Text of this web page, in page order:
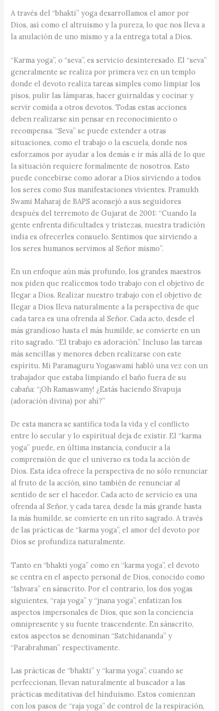
A través del “bhakti” yoga desarrollamos el amor por
Dios, así como el altruismo y la pureza, lo que nos lleva a
la anulación de uno mismo y a la entrega total a Dios.
“Karma yoga”, o “seva”, es servicio desinteresado. El “seva”
generalmente se realiza por primera vez en un templo
donde el devoto realiza tareas simples como limpiar los
pisos, pulir las lámparas, hacer guirnaldas y cocinar y
servir comida a otros devotos. Todas estas acciones
deben realizarse sin pensar en reconocimiento o
recompensa. “Seva” se puede extender a otras
situaciones, como el trabajo o la escuela, donde nos
esforzamos por ayudar a los demás e ir más allá de lo que
la situación requiere formalmente de nosotros. Esto
puede concebirse como adorar a Dios sirviendo a todos
los seres como Sus manifestaciones vivientes. Pramukh
Swami Maharaj de BAPS aconsejó a sus seguidores
después del terremoto de Gujarat de 2001: “Cuando la
gente enfrenta dificultades y tristezas, nuestra tradición
india es ofrecerles consuelo. Sentimos que sirviendo a
los seres humanos servimos al Señor mismo”.
En un enfoque aún más profundo, los grandes maestros
nos piden que realicemos todo trabajo con el objetivo de
llegar a Dios. Realizar nuestro trabajo con el objetivo de
llegar a Dios lleva naturalmente a la perspectiva de que
cada tarea es una ofrenda al Señor. Cada acto, desde el
más grandioso hasta el más humilde, se convierte en un
rito sagrado. “El trabajo es adoración.” Incluso las tareas
más sencillas y menores deben realizarse con este
espíritu. Mi Paramaguru Yogaswami habló una vez con un
trabajador que estaba limpiando el baño fuera de su
cabaña: “¡Oh Ramaswamy! ¿Estás haciendo Sivapuja
(adoración divina) por ahí?”
De esta manera se santifica toda la vida y el conflicto
entre lo secular y lo espiritual deja de existir. El “karma
yoga” puede, en última instancia, conducir a la
comprensión de que el universo es toda la acción de
Dios. Esta idea ofrece la perspectiva de no sólo renunciar
al fruto de la acción, sino también de renunciar al
sentido de ser el hacedor. Cada acto de servicio es una
ofrenda al Señor, y cada tarea, desde la más grande hasta
la más humilde, se convierte en un rito sagrado. A través
de las prácticas de “karma yoga”, el amor del devoto por
Dios se profundiza naturalmente.
Tanto en “bhakti yoga” como en “karma yoga”, el devoto
se centra en el aspecto personal de Dios, conocido como
“Ishvara” en sánscrito. Por el contrario, los dos yogas
siguientes, “raja yoga” y “jnana yoga”, enfatizan los
aspectos impersonales de Dios, que son la conciencia
omnipresente y su fuente trascendente. En sánscrito,
estos aspectos se denominan “Satchidananda” y
“Parabrahman” respectivamente.
Las prácticas de “bhakti” y “karma yoga”, cuando se
perfeccionan, llevan naturalmente al buscador a las
prácticas meditativas del hinduismo. Estos comienzan
con los pasos de “raja yoga” de control de la respiración,